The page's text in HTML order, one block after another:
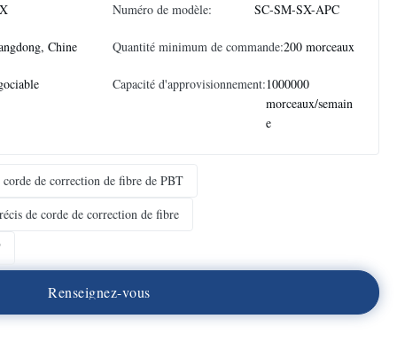
Numéro de modèle: SC-SM-SX-APC
Chine Quantité minimum de commande:200 morceaux
Capacité d'approvisionnement:1000000
morceaux/semain
e
corde de correction de fibre de PBT
de corde de correction de fibre
Renseignez-vous